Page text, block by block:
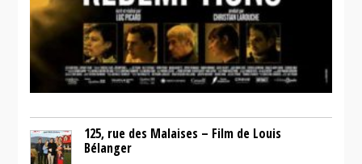
125, rue des Malaises – Film de Louis
Bélanger